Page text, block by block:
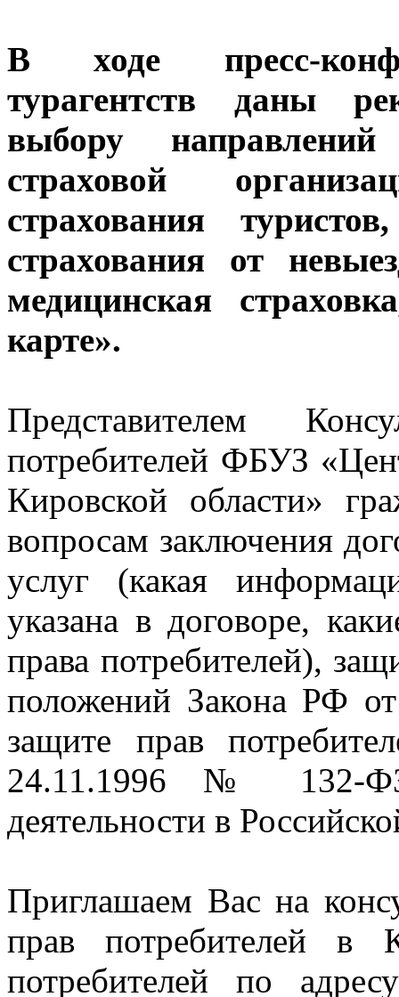
В ходе пресс-
турагентств даны
выбору
страховой
страхования
страхования от
медицинская
карте».
Представителем
потребителей ФБУЗ
Кировской области»
вопросам заключения
услуг (какая
указана в договоре,
права потребителей),
положений Закона
защите прав
24.11.1996 № 132-ФЗ
деятельности в
Приглашаем Вас на
прав потребителей в
потребителей по